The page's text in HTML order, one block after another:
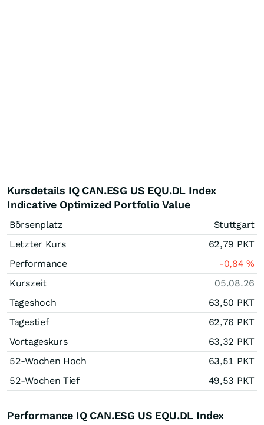
Kursdetails IQ CAN.ESG US EQU.DL Index
Indicative Optimized Portfolio Value
Börsenplatz
Stuttgart
Letzter Kurs
62,79 PKT
Performance
-0,84%
Kurszeit
05.08.26
Tageshoch
63,50 PKT
Tagestief
62,76 PKT
Vortageskurs
63,32 PKT
52-Wochen Hoch
63,51 PKT
52-Wochen Tief
49,53 PKT
Performance IQ CAN.ESG US EQU.DL Index